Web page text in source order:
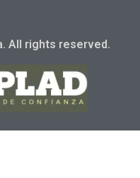
All rights reserved.